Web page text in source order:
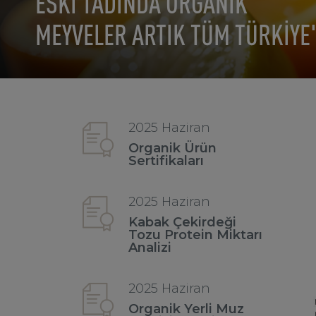
MEYVELER ARTIK TÜM
2025 Haziran
Organik Ürün
Sertifikaları
2025 Haziran
Kabak Çekirdeği
Tozu Protein Miktarı
Analizi
2025 Haziran
Organik Yerli Muz